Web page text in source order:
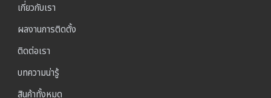
เกี่ยวกับเรา
ผลงานการติดตั้ง
ติดต่อเรา
บทความน่ารู้
สินค้าทั้งหมด